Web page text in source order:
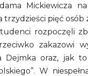
Mickiewicza
trzydzieści pięć
rozpoczęli
zakazowi
Dejmka oraz, jak
W